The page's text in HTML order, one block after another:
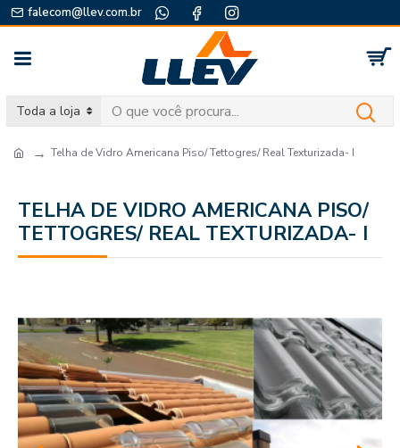
falecom@llev.com.br
Toda a loja
Telha de Vidro Americana Piso/ Tettogres/ Real Texturizada- I
TELHA DE VIDRO AMERICANA PISO/
TETTOGRES/ REAL TEXTURIZADA- I